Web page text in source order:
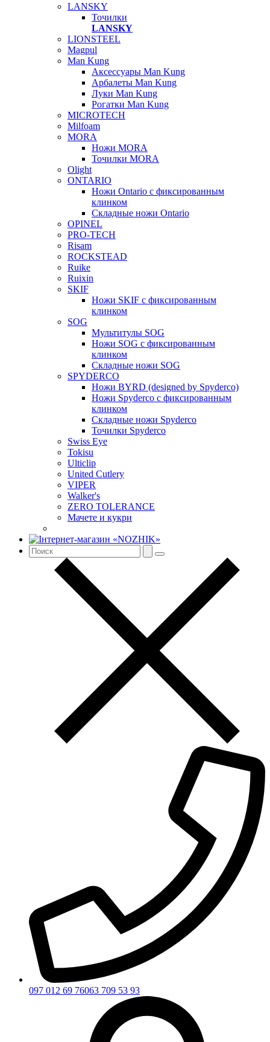
LANSKY
Точилки
LANSKY
LIONSTEEL
Magpul
Man Kung
Аксессуары Man Kung
Арбалеты Man Kung
Луки Man Kung
Рогатки Man Kung
MICROTECH
Milfoam
MORA
Ножи MORA
Точилки MORA
Olight
ONTARIO
Ножи Ontario c фиксированным
клинком
Складные ножи Ontario
OPINEL
PRO-TECH
Risam
ROCKSTEAD
Ruike
Ruixin
SKIF
Ножи SKIF с фиксированным
клинком
SOG
Мультитулы SOG
Ножи SOG с фиксированным
клинком
Складные ножи SOG
SPYDERCO
Ножи BYRD (designed by Spyderco)
Ножи Spyderco c фиксированным
клинком
Складные ножи Spyderco
Точилки Spyderco
Swiss Eye
Tokisu
Ulticlip
United Cutlery
VIPER
Walker's
ZERO TOLERANCE
Мачете и кукри
097 012 69 76063 709 53 93